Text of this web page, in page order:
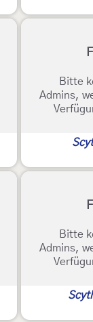
Bitte
Admins,
Bitte
Admins,